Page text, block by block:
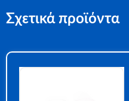
Σχετικά προϊόντα